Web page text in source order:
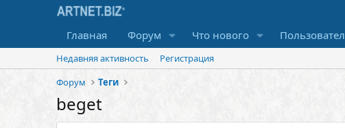
Главная Форум Что нового
Недавняя активность
Регистрация
Форум
Теги
beget